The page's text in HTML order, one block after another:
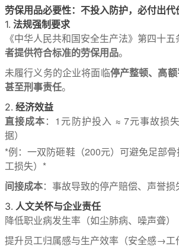
劳保用品必要性：不投入防护，必付出代
1. 法规强制要求
《中华人民共和国安全生产法》第四十五
者提供符合标准的劳保用品。
未履行义务的企业将面临停产整顿、高额
甚至刑事责任。
2. 经济效益
直接成本：1元防护投入 ≈ 7元事故损
据）
*例：一双防砸鞋（200元）可避免足部
工损失）*
间接成本：事故导致的停产赔偿、声誉损
3. 人文关怀与企业责任
降低职业病发生率（如尘肺病、噪声聋）
提升员工归属感与生产效率（安全感→工